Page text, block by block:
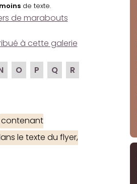
moinsde texte.
de marabouts
à cette galerie
O P Q
R
contenant
le texte du flyer,